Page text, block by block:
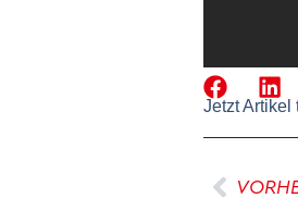
Jetzt Artikel